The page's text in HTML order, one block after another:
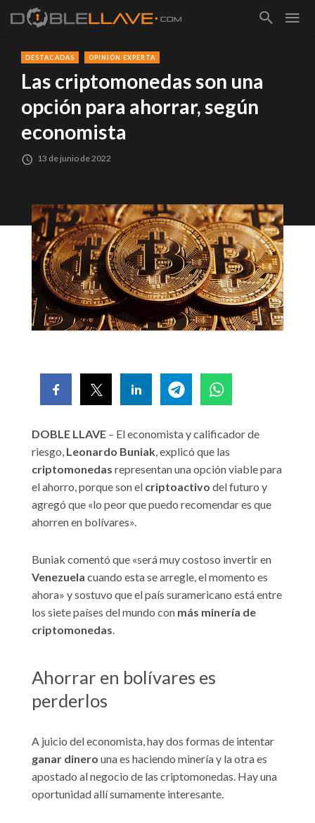
DESTACADAS OPINIÓN EXPERTA
Las criptomonedas son una
opción para ahorrar, según
economista
13 de junio de 2022
DOBLE LLAVE – El economista y calificador de
riesgo, Leonardo Buniak, explicó que las
criptomonedas representan una opción viable para
el ahorro, porque son el criptoactivo del futuro y
agregó que «lo peor que puedo recomendar es que
ahorren en bolívares».
Buniak comentó que «será muy costoso invertir en
Venezuela cuando esta se arregle, el momento es
ahora» y sostuvo que el país suramericano está entre
los siete países del mundo con más minería de
criptomonedas.
Ahorrar en bolívares es
perderlos
A juicio del economista, hay dos formas de intentar
ganar dinero una es haciendo minería y la otra es
apostado al negocio de las criptomonedas. Hay una
oportunidad allí sumamente interesante.